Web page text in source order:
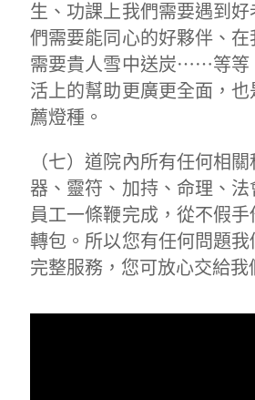
生、功課上我們需要遇到
們需要能同心的好夥伴、在
需要貴人雪中送炭⋯⋯等等
活上的幫助更廣更全面，
薦燈種。
（七）道院內所有任何相
器、靈符、加持、命理、
員工一條鞭完成，從不假
轉包。所以您有任何問題
完整服務，您可放心交給我